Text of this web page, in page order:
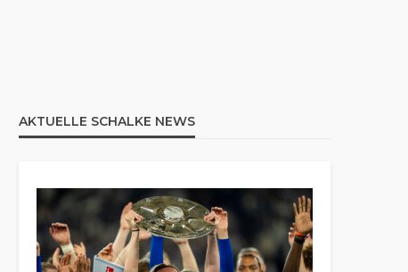
AKTUELLE SCHALKE NEWS